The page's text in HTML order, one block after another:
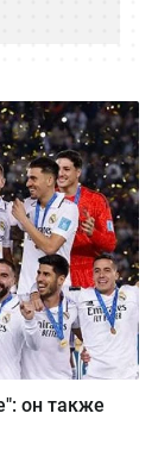
он также